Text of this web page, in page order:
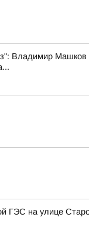
Владимир
ГЭС на улице